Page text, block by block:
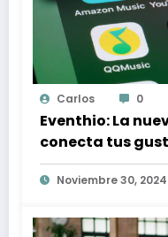
Carlos 0
Eventhio: La
conecta tus
Spotify con
Noviembre 30, 2024